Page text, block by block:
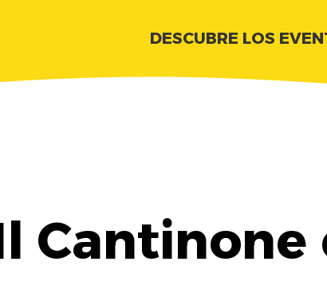
DESCUBRE LOS
Cantinone